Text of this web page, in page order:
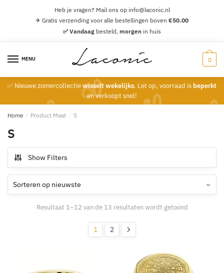
Heb je vragen? Mail ons op info@laconic.nl
✈ Gratis verzending voor alle bestellingen boven €50.00
✅ Vandaag besteld, morgen in huis
MENU 0
✅ Nieuwe zomercollectiewisselt wekelijks. Let op, voorraad is beperkt
en verkoopt snel!
Home / Product Maat / S
S
Show Filters
Resultaat 1–12 van de 13 resultaten wordt getoondGesorteerd
1 2